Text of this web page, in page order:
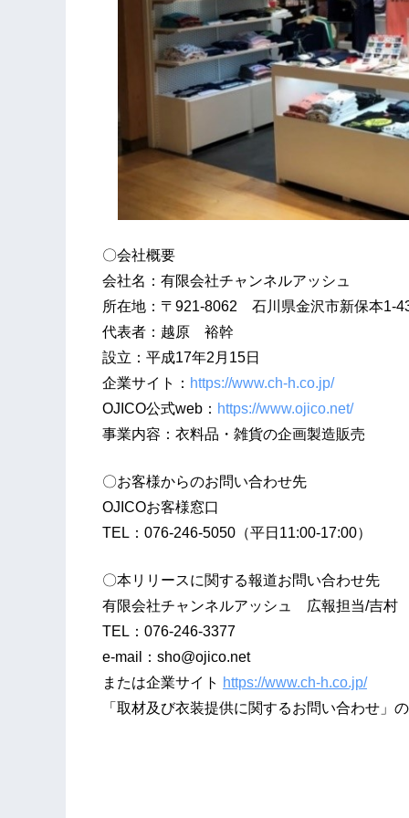
〇会社概要
会社名：有限会社チャンネルアッシュ
所在地：〒921-8062 石川県金沢市新保本1-
代表者：越原 裕幹
設立：平成17年2月15日
企業サイト： https://www.ch-h.co.jp/
OJICO公式web： https://www.ojico.net/
事業内容：衣料品・雑貨の企画製造販売
〇お客様からのお問い合わせ先
OJICOお客様窓口
TEL：076-246-5050（平日11:00-17:00）
〇本リリースに関する報道お問い合わせ先
有限会社チャンネルアッシュ 広報担当/吉村
TEL：076-246-3377
e-mail： sho@ojico.net
または企業サイト https://www.ch-h.co.jp/
「取材及び衣装提供に関するお問い合わせ」